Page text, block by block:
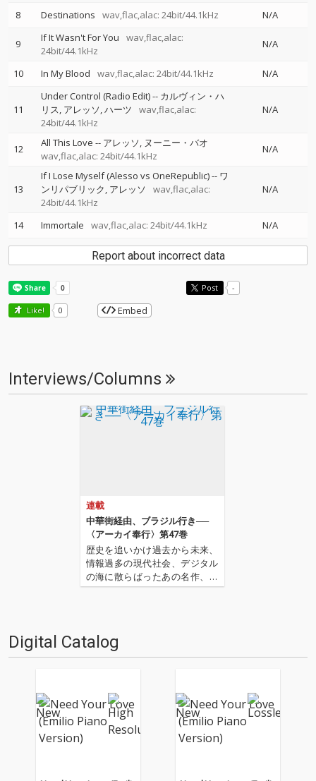
8 Destinations wav,flac,alac: 24bit/44.1kHz N/A
9 If It Wasn't For You
wav,flac,alac:
24bit/44.1kHz
N/A
10 In My Blood wav,flac,alac: 24bit/44.1kHz N/A
11
Under Control (Radio Edit)-- カルヴィン・ハ
リス アレッソ ハーツ
wav,flac,alac:
24bit/44.1kHz
N/A
12 All This Love -- アレッソ ヌーニー・バオ
wav,flac,alac: 24bit/44.1kHz
N/A
13
If I Lose Myself (Alesso vs OneRepublic)-- ワ
ンリパブリック アレッソ
wav,flac,alac:
24bit/44.1kHz
N/A
14 Immortale wav,flac,alac: 24bit/44.1kHz N/A
Report about incorrect data
Post -
Like! 0 Embed
Interviews/Columns
連載
中華街経由、ブラジル行き──
〈アーカイ奉行〉第47巻
歴史を追いかけ過去から未来、
情報過多の現代社会、デジタル
の海に散らばったあの名作、こ
の名作たちをひとつにまとめる
は…'''1.過去作の最新リマスター
音源 2.これまで未配信…
Digital Catalog